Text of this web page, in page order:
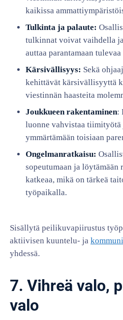
kaikissa
Tulkinta ja palaute:
tulkinnat voivat vaihdella
auttaa parantamaan
Kärsivällisyys: Sekä
kehittävät kärsivällisyyttä
viestinnän haasteita
Joukkueen rakentaminen:
luonne vahvistaa
ymmärtämään toisiaan
Ongelmanratkaisu:
sopeutumaan ja
katkeaa, mikä on tärkeä
työpaikalla.
Sisällytä peilikuvapiirustus
aktiivisen kuuntelu- ja
yhdessä.
7. Vihreä valo,
valo